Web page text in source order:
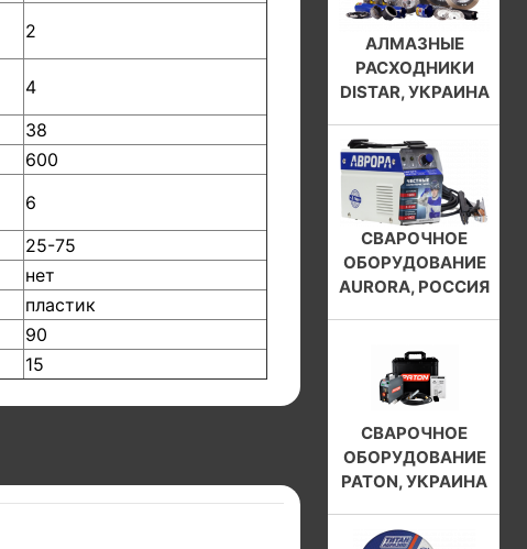
2
4
38
600
6
25-75
нет
пластик
90
15
АЛМАЗНЫЕ
РАСХОДНИКИ
DISTAR, УКРАИНА
СВАРОЧНОЕ
ОБОРУДОВАНИЕ
AURORA, РОССИЯ
СВАРОЧНОЕ
ОБОРУДОВАНИЕ
PATON, УКРАИНА